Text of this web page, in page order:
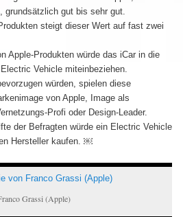
grundsätzlich gut bis sehr gut.
steigt dieser Wert auf fast zwei
Apple-Produkten würde das iCar in die
Vehicle miteinbeziehen.
würden, spielen diese
von Apple, Image als
Profi oder Design-Leader.
der Befragten würde ein Electric Vehicle
Hersteller kaufen. ￼
Grassi (Apple)